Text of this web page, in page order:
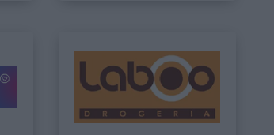
Intermarche Września